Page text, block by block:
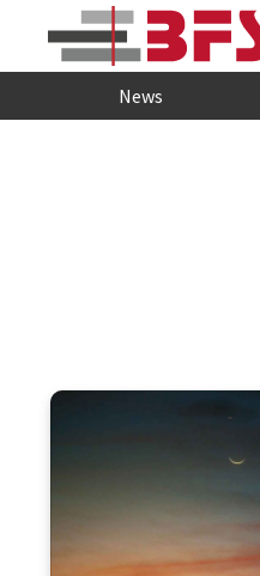
Zum Hauptinhalt springen
News